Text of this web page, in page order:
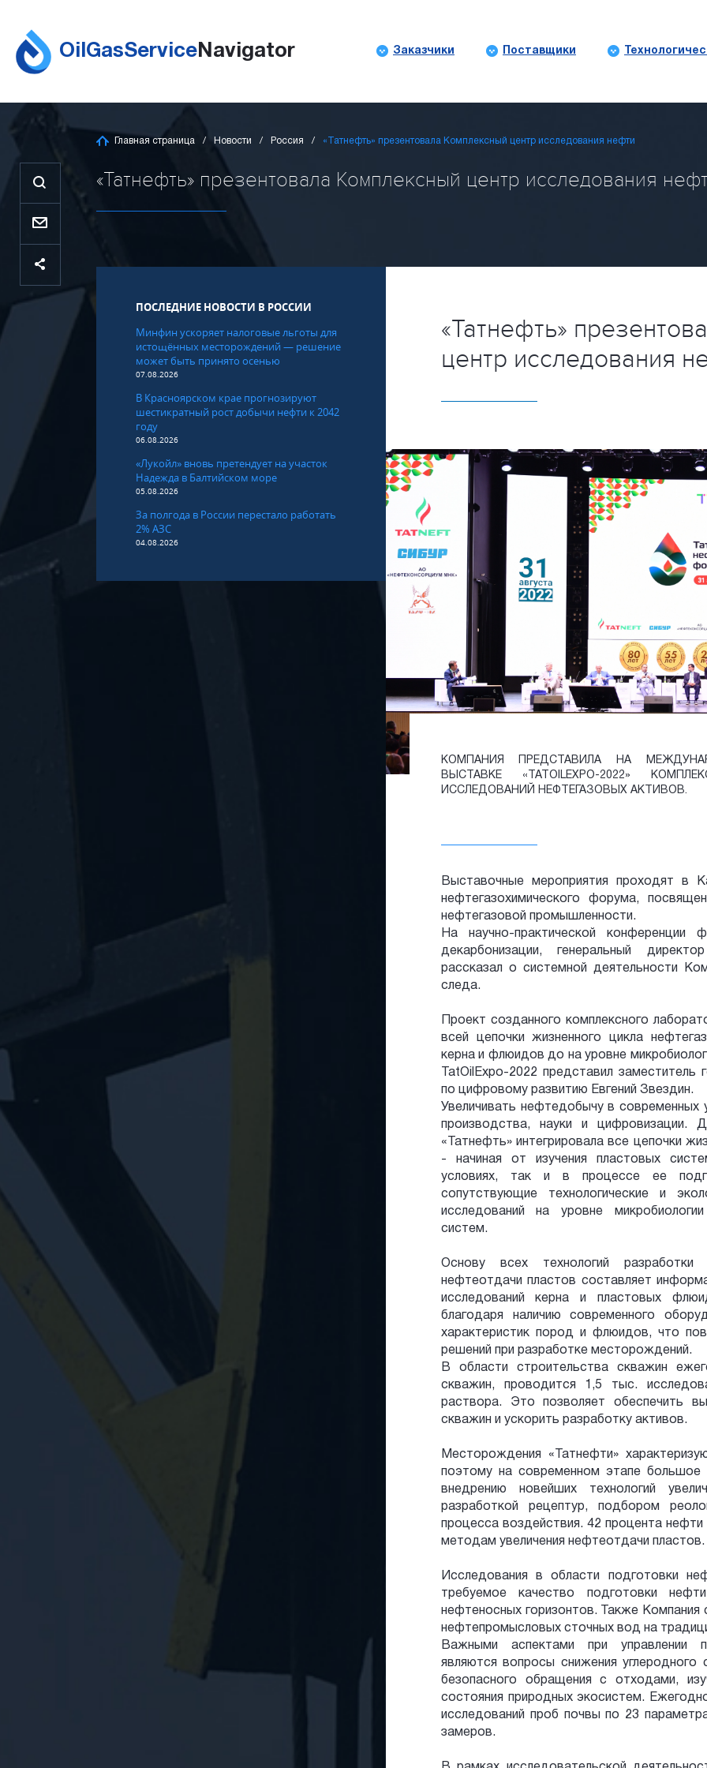
OilGasService Navigator Заказчики Поставщики
Главная страница Новости Россия «Татнефть» презентовала Комплексный центр исследования нефти
«Татнефть» презентовала Комплексный центр исследования
ПОСЛЕДНИЕ НОВОСТИ В РОССИИ
Минфин ускоряет налоговые льготы для
истощённых месторождений — решение
может быть принято осенью
07.08.2026
В Красноярском крае прогнозируют
шестикратный рост добычи нефти к 2042
году
06.08.2026
«Лукойл» вновь претендует на участок
Надежда в Балтийском море
05.08.2026
За полгода в России перестало работать
2% АЗС
04.08.2026
«Татнефть»
центр исследования
КОМПАНИЯ ПРЕДСТАВИЛА НА
ВЫСТАВКЕ «TATOILEXPO-2022»
ИССЛЕДОВАНИЙ НЕФТЕГАЗОВЫХ АКТИВОВ.
Выставочные мероприятия проходят в
нефтегазохимического форума,
нефтегазовой промышленности.
На научно-практической конференции
декарбонизации, генеральный
рассказал о системной деятельности
следа.
Проект созданного комплексного
всей цепочки жизненного цикла
керна и флюидов до на уровне
TatOilExpo-2022 представил заместитель
по цифровому развитию Евгений Звездин.
Увеличивать нефтедобычу в современных
производства, науки и цифровизации.
«Татнефть» интегрировала все цепочки
- начиная от изучения пластовых
условиях, так и в процессе ее
сопутствующие технологические и
исследований на уровне
систем.
Основу всех технологий
нефтеотдачи пластов составляет
исследований керна и пластовых
благодаря наличию современного
характеристик пород и флюидов, что
решений при разработке месторождений.
В области строительства скважин
скважин, проводится 1,5 тыс.
раствора. Это позволяет обеспечить
скважин и ускорить разработку активов.
Месторождения «Татнефти»
поэтому на современном этапе большое
внедрению новейших технологий
разработкой рецептур, подбором
процесса воздействия. 42 процента
методам увеличения нефтеотдачи пластов.
Исследования в области подготовки
требуемое качество подготовки
нефтеносных горизонтов. Также
нефтепромысловых сточных вод на
Важными аспектами при управлении
являются вопросы снижения углеродного
безопасного обращения с отходами,
состояния природных экосистем.
исследований проб почвы по 23
замеров.